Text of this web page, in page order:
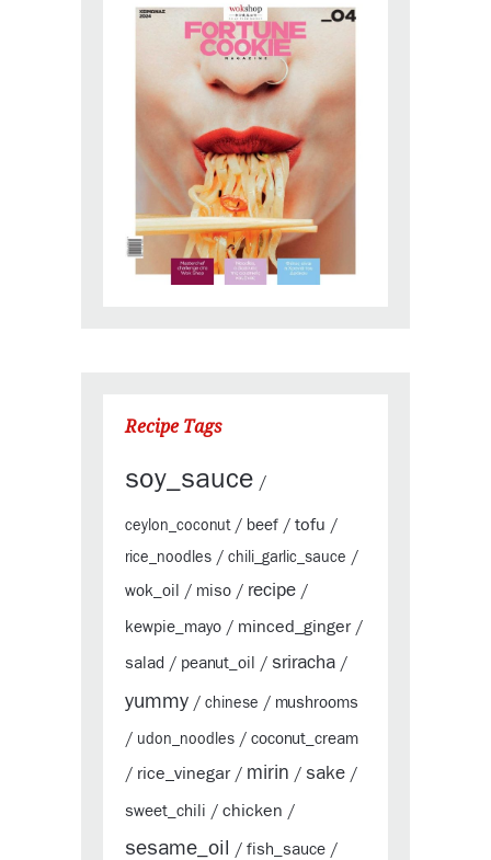
Recipe Tags
soy_sauce /
ceylon_coconut / beef / tofu /
rice_noodles / chili_garlic_sauce /
wok_oil / miso / recipe /
kewpie_mayo / minced_ginger/
salad / peanut_oil / sriracha /
yummy / chinese / mushrooms
/ udon_noodles / coconut_cream
/ rice_vinegar/ mirin / sake /
sweet_chili / chicken /
sesame_oil / fish_sauce /